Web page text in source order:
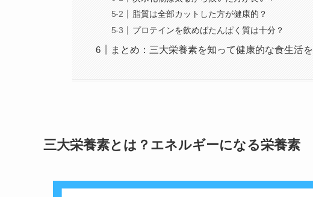
脂質は全部カットした方が健康的？
プロテインを飲めばたんぱく質は十分？
まとめ：三大栄養素を知って健康的な食生活を
三大栄養素とは？エネルギーになる栄養素